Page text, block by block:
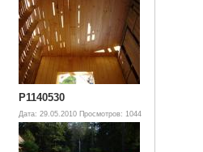
P1140530
Дата: 29.05.2010 Просмотров: 1044